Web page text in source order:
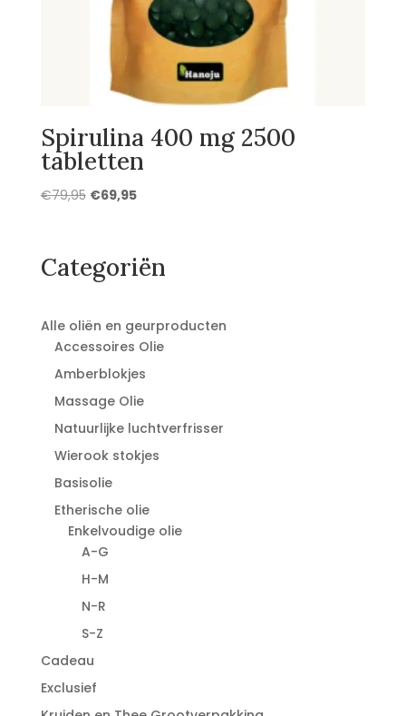
Spirulina 400 mg 2500
tabletten
€79,95 Oorspronkelijke
€79,95.
€69,95Huidige
€69,95.
Categoriën
Alle oliën en geurproducten
Accessoires Olie
Amberblokjes
Massage Olie
Natuurlijke luchtverfrisser
Wierook stokjes
Basisolie
Etherische olie
Enkelvoudige olie
A-G
H-M
N-R
S-Z
Cadeau
Exclusief